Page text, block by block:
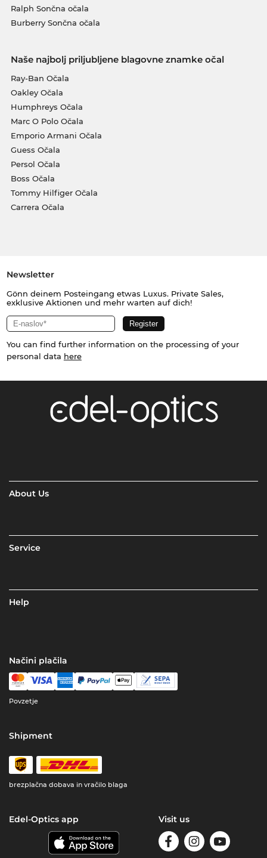
Ralph Sončna očala
Burberry Sončna očala
Naše najbolj priljubljene blagovne znamke očal
Ray-Ban Očala
Oakley Očala
Humphreys Očala
Marc O Polo Očala
Emporio Armani Očala
Guess Očala
Persol Očala
Boss Očala
Tommy Hilfiger Očala
Carrera Očala
Newsletter
Gönn deinem Posteingang etwas Luxus. Private Sales,
exklusive Aktionen und mehr warten auf dich!
You can find further information on the processing of your
personal data here
About Us
Service
Help
Načini plačila
Povzetje
Shipment
brezplačna dobava in vračilo blaga
Edel-Optics app Visit us